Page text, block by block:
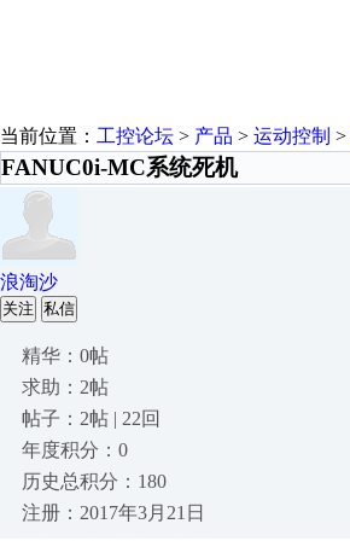
当前位置： 工控论坛 > 产品 > 运动控制 >
FANUC0i-MC系统死机
浪淘沙
关注 私信
精华：0帖
求助：2帖
帖子：2帖 | 22回
年度积分：0
历史总积分：180
注册：2017年3月21日